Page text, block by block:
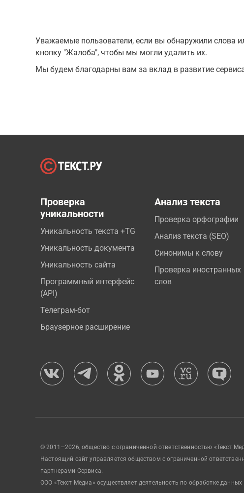
Уважаемые пользователи, если вы обнаружили слова
кнопку "Жалоба", чтобы мы могли удалить их.
Мы будем благодарны вам за вклад в развитие
Проверка
уникальности
Уникальность текста +TG
Уникальность документа
Уникальность сайта
Программный интерфейс
(API)
Телеграм-бот
Браузерное расширение
Анализ текста
Проверка орфографии
Анализ текста (SEO)
Синонимы к слову
Проверка иностранных
слов
© 2011—2026, общество с ограниченной ответственностью «Текст
Настоящий сайт управляется обществом с ограниченной
партнерами Сервиса.
ООО «Текст Медиа» осуществляет деятельность по обработке